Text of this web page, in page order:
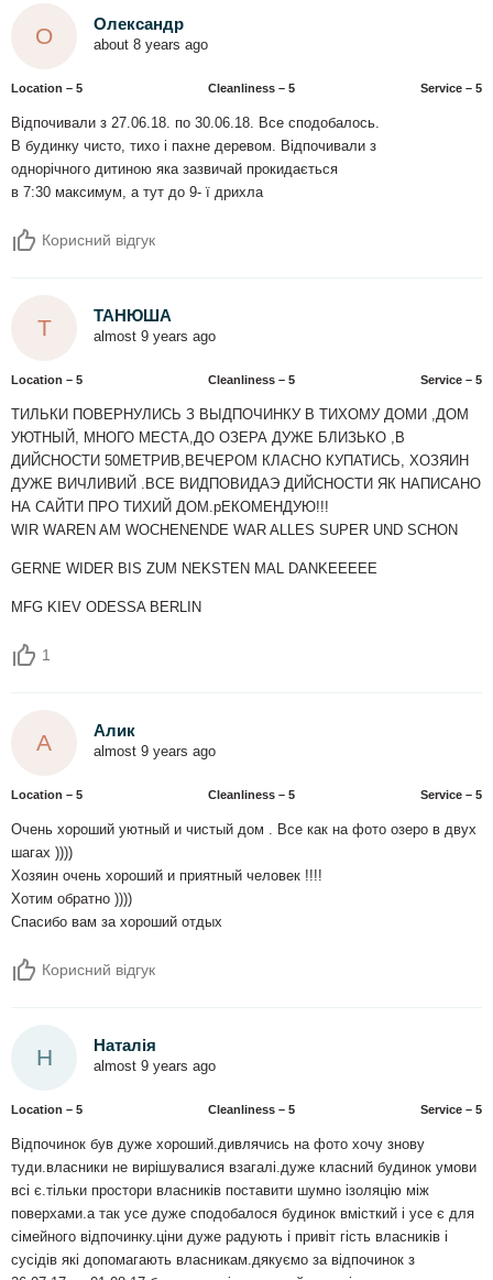
О Олександр
about 8 years ago
Location – 5 Сleanliness – 5 Service – 5
Відпочивали з 27.06.18. по 30.06.18. Все сподобалось.
В будинку чисто, тихо і пахне деревом. Відпочивали з
однорічного дитиною яка зазвичай прокидається
в 7:30 максимум, а тут до 9- ї дрихла
Корисний відгук
Т ТАНЮША
almost 9 years ago
Location – 5 Сleanliness – 5 Service – 5
ТИЛЬКИ ПОВЕРНУЛИСЬ З ВЫДПОЧИНКУ В ТИХОМУ ДОМИ ,ДОМ
УЮТНЫЙ, МНОГО МЕСТА,ДО ОЗЕРА ДУЖЕ БЛИЗЬКО ,В
ДИЙСНОСТИ 50МЕТРИВ,ВЕЧЕРОМ КЛАСНО КУПАТИСЬ, ХОЗЯИН
ДУЖЕ ВИЧЛИВИЙ .ВСЕ ВИДПОВИДАЭ ДИЙСНОСТИ ЯК НАПИСАНО
НА САЙТИ ПРО ТИХИЙ ДОМ.рЕКОМЕНДУЮ!!!
WIR WAREN AM WOCHENENDE WAR ALLES SUPER UND SCHON
GERNE WIDER BIS ZUM NEKSTEN MAL DANKEEEEE
MFG KIEV ODESSA BERLIN
1
А Алик
almost 9 years ago
Location – 5 Сleanliness – 5 Service – 5
Очень хороший уютный и чистый дом . Все как на фото озеро в двух
шагах ))))
Хозяин очень хороший и приятный человек !!!!
Хотим обратно ))))
Спасибо вам за хороший отдых
Корисний відгук
Н Наталія
almost 9 years ago
Location – 5 Сleanliness – 5 Service – 5
Відпочинок був дуже хороший.дивлячись на фото хочу знову
туди.власники не вирішувалися взагалі.дуже класний будинок умови
всі є.тільки простори власників поставити шумно ізоляцію між
поверхами.а так усе дуже сподобалося будинок вмісткий і усе є для
сімейного відпочинку.ціни дуже радують і привіт гість власників і
сусідів які допомагають власникам.дякуємо за відпочинок з